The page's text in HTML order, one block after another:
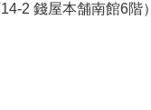
2 錢屋本舗南館6階）